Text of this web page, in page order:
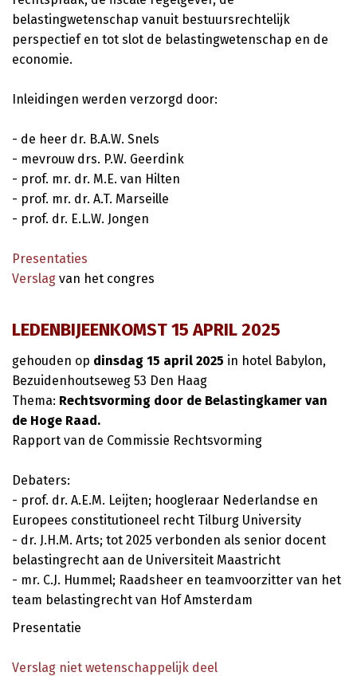
belastingwetenschap vanuit bestuursrechtelijk
perspectief en tot slot de belastingwetenschap en de
economie.
Inleidingen werden verzorgd door:
- de heer dr. B.A.W. Snels
- mevrouw drs. P.W. Geerdink
- prof. mr. dr. M.E. van Hilten
- prof. mr. dr. A.T. Marseille
- prof. dr. E.L.W. Jongen
Presentaties
Verslag van het congres
LEDENBIJEENKOMST 15 APRIL 2025
gehouden op dinsdag 15 april 2025 in hotel Babylon,
Bezuidenhoutseweg 53 Den Haag
Thema: Rechtsvorming door de Belastingkamer van
de Hoge Raad.
Rapport van de Commissie Rechtsvorming
Debaters:
- prof. dr. A.E.M. Leijten; hoogleraar Nederlandse en
Europees constitutioneel recht Tilburg University
- dr. J.H.M. Arts; tot 2025 verbonden als senior docent
belastingrecht aan de Universiteit Maastricht
- mr. C.J. Hummel; Raadsheer en teamvoorzitter van het
team belastingrecht van Hof Amsterdam
Presentatie
Verslag niet wetenschappelijk deel